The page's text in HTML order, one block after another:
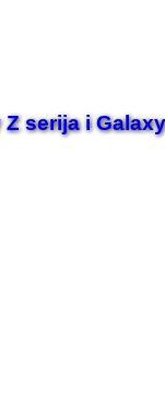
serija i